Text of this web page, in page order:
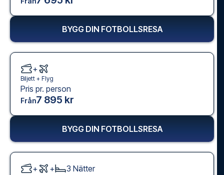
BYGG DIN FOTBOLLSRESA
+
Biljett + Flyg
Pris pr. person
Från7 895 kr
BYGG DIN FOTBOLLSRESA
+ + 3 Nätter